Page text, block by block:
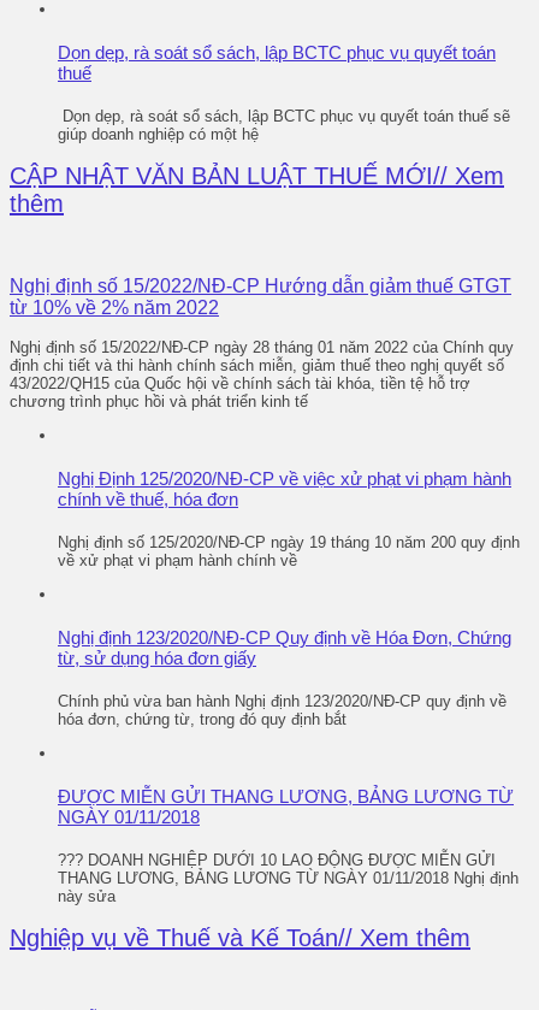
Dọn dẹp, rà soát sổ sách, lập BCTC phục vụ quyết toán
thuế
Dọn dẹp, rà soát sổ sách, lập BCTC phục vụ quyết toán thuế sẽ
giúp doanh nghiệp có một hệ
CẬP NHẬT VĂN BẢN LUẬT THUẾ MỚI
Nghị định số 15/2022/NĐ-CP Hướng dẫn giảm thuế GTGT
từ 10% về 2% năm 2022
Nghị định số 15/2022/NĐ-CP ngày 28 tháng 01 năm 2022 của Chính quy
định chi tiết và thi hành chính sách miễn, giảm thuế theo nghị quyết số
43/2022/QH15 của Quốc hội về chính sách tài khóa, tiền tệ hỗ trợ
chương trình phục hồi và phát triển kinh tế
Nghị Định 125/2020/NĐ-CP về việc xử phạt vi phạm hành
chính về thuế, hóa đơn
Nghị định số 125/2020/NĐ-CP ngày 19 tháng 10 năm 200 quy định
về xử phạt vi phạm hành chính về
Nghị định 123/2020/NĐ-CP Quy định về Hóa Đơn, Chứng
từ, sử dụng hóa đơn giấy
Chính phủ vừa ban hành Nghị định 123/2020/NĐ-CP quy định về
hóa đơn, chứng từ, trong đó quy định bắt
ĐƯỢC MIỄN GỬI THANG LƯƠNG, BẢNG LƯƠNG TỪ
NGÀY 01/11/2018
??? DOANH NGHIỆP DƯỚI 10 LAO ĐỘNG ĐƯỢC MIỄN GỬI
THANG LƯƠNG, BẢNG LƯƠNG TỪ NGÀY 01/11/2018 Nghị định
này sửa
Nghiệp vụ về Thuế và Kế Toán